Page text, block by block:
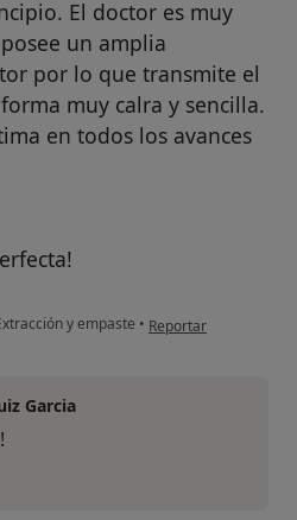
El doctor es muy
un amplia
por lo que transmite el
muy calra y sencilla.
en todos los avances
y empaste • en opinión del
Reportar
Garcia